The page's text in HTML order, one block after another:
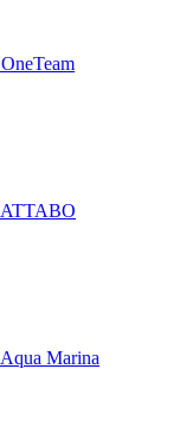
OneTeam
ATTABO
Aqua Marina